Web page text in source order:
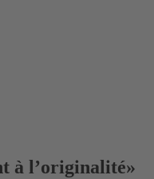
à l’originalité»